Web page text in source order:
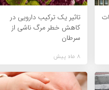
تاثیر یک ترکیب دارویی در
کاهش خطر مرگ ناشی از
سرطان
8 ماه پیش